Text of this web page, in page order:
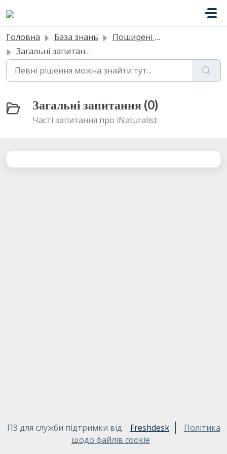
Головна База знань
Поширені запитання
Загальні запитання
Загальні запитання (0)
Часті запитання про iNaturalist
ПЗ для служби підтримки від Freshdesk
Політика
щодо файлів cookie